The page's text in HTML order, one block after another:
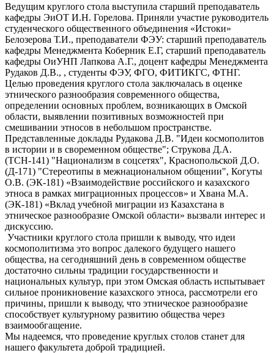
Ведущим круглого стола выступила старший преподаватель
кафедры ЭиОТ И.Н. Горелова. Приняли участие руководитель
студенческого общественного объединения «Истоки»
Белозерова Т.И., преподаватели ФЭУ: старший преподаватель
кафедры Менеджмента Коберник Е.Г, старший преподаватель
кафедры ОиУНП Лапкова А.Г., доцент кафедры Менеджмента
Рудаков Д.В., , студенты ФЭУ, ФГО, ФИТИКГС, ФТНГ.
Целью проведения круглого стола заключалась в оценке
этнического разнообразия современного общества,
определении основных проблем, возникающих в Омской
области, выявлении позитивных возможностей при
смешивании этносов в небольшом пространстве.
Представленные доклады Рудакова Д.В. "Идеи космополитов
в истории и в своременном обществе"; Струкова Д.А.
(ТСН-141) "Национализм в соцсетях", Краснопольской Д.О.
(Д-171) "Стереотипы в межнациональном общении", Когуты
О.В. (ЭК-181) «Взаимодействие российского и казахского
этноса в рамках миграционных процессов» и Хвана М.А.
(ЭК-181) «Вклад учебной миграции из Казахстана в
этническое разнообразие Омской области» вызвали интерес и
дискуссию.
Участники круглого стола пришли к выводу, что идеи
космополитизма это вопрос далекого будущего нашего
общества, на сегодняшний день в современном обществе
достаточно сильны традиции государственности и
национальных культур, при этом Омская область испытывает
сильное проникновение казахского этноса, рассмотрели его
причины, пришли к выводу, что этническое разнообразие
способствует культурному развитию общества через
взаимообгащение.
Мы надеемся, что проведение круглых столов станет для
нашего факультета доброй традицией.